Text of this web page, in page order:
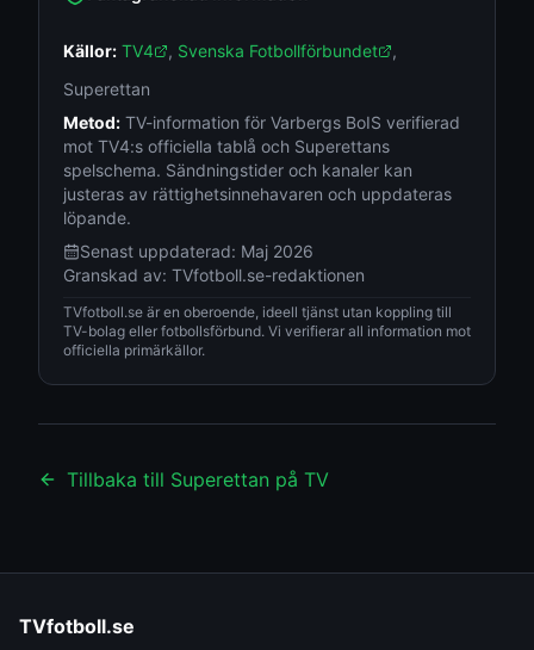
Källor: TV4 , Svenska Fotbollförbundet
,
Superettan
Metod: TV-information för Varbergs BoIS verifierad
mot TV4:s officiella tablå och Superettans
spelschema. Sändningstider och kanaler kan
justeras av rättighetsinnehavaren och uppdateras
löpande.
Senast uppdaterad: Maj 2026
Granskad av: TVfotboll.se-redaktionen
TVfotboll.se är en oberoende, ideell tjänst utan koppling till
TV-bolag eller fotbollsförbund. Vi verifierar all information mot
officiella primärkällor.
Tillbaka till Superettan på TV
TVfotboll.se